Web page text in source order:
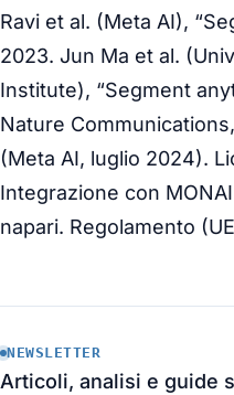
Ravi et al. (Meta AI),
2023. Jun Ma et al.
Institute), “Segment
Nature
(Meta AI, luglio 2024).
Integrazione con
napari. Regolamento
NEWSLETTER
Articoli, analisi e guide